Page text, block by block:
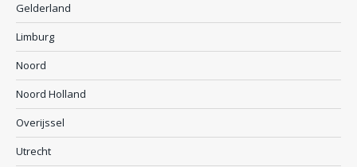
Gelderland
Limburg
Noord
Noord Holland
Overijssel
Utrecht